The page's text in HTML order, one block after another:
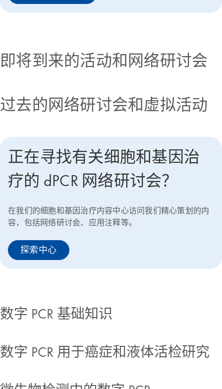
即将到来的活动和网络研讨会
过去的网络研讨会和虚拟活动
正在寻找有关细胞和基因治
疗的 dPCR 网络研讨会？
在我们的细胞和基因治疗内容中心访问我们精心策划的内
容，包括网络研讨会、应用注释等。
探索中心
数字 PCR 基础知识
数字 PCR 用于癌症和液体活检研究